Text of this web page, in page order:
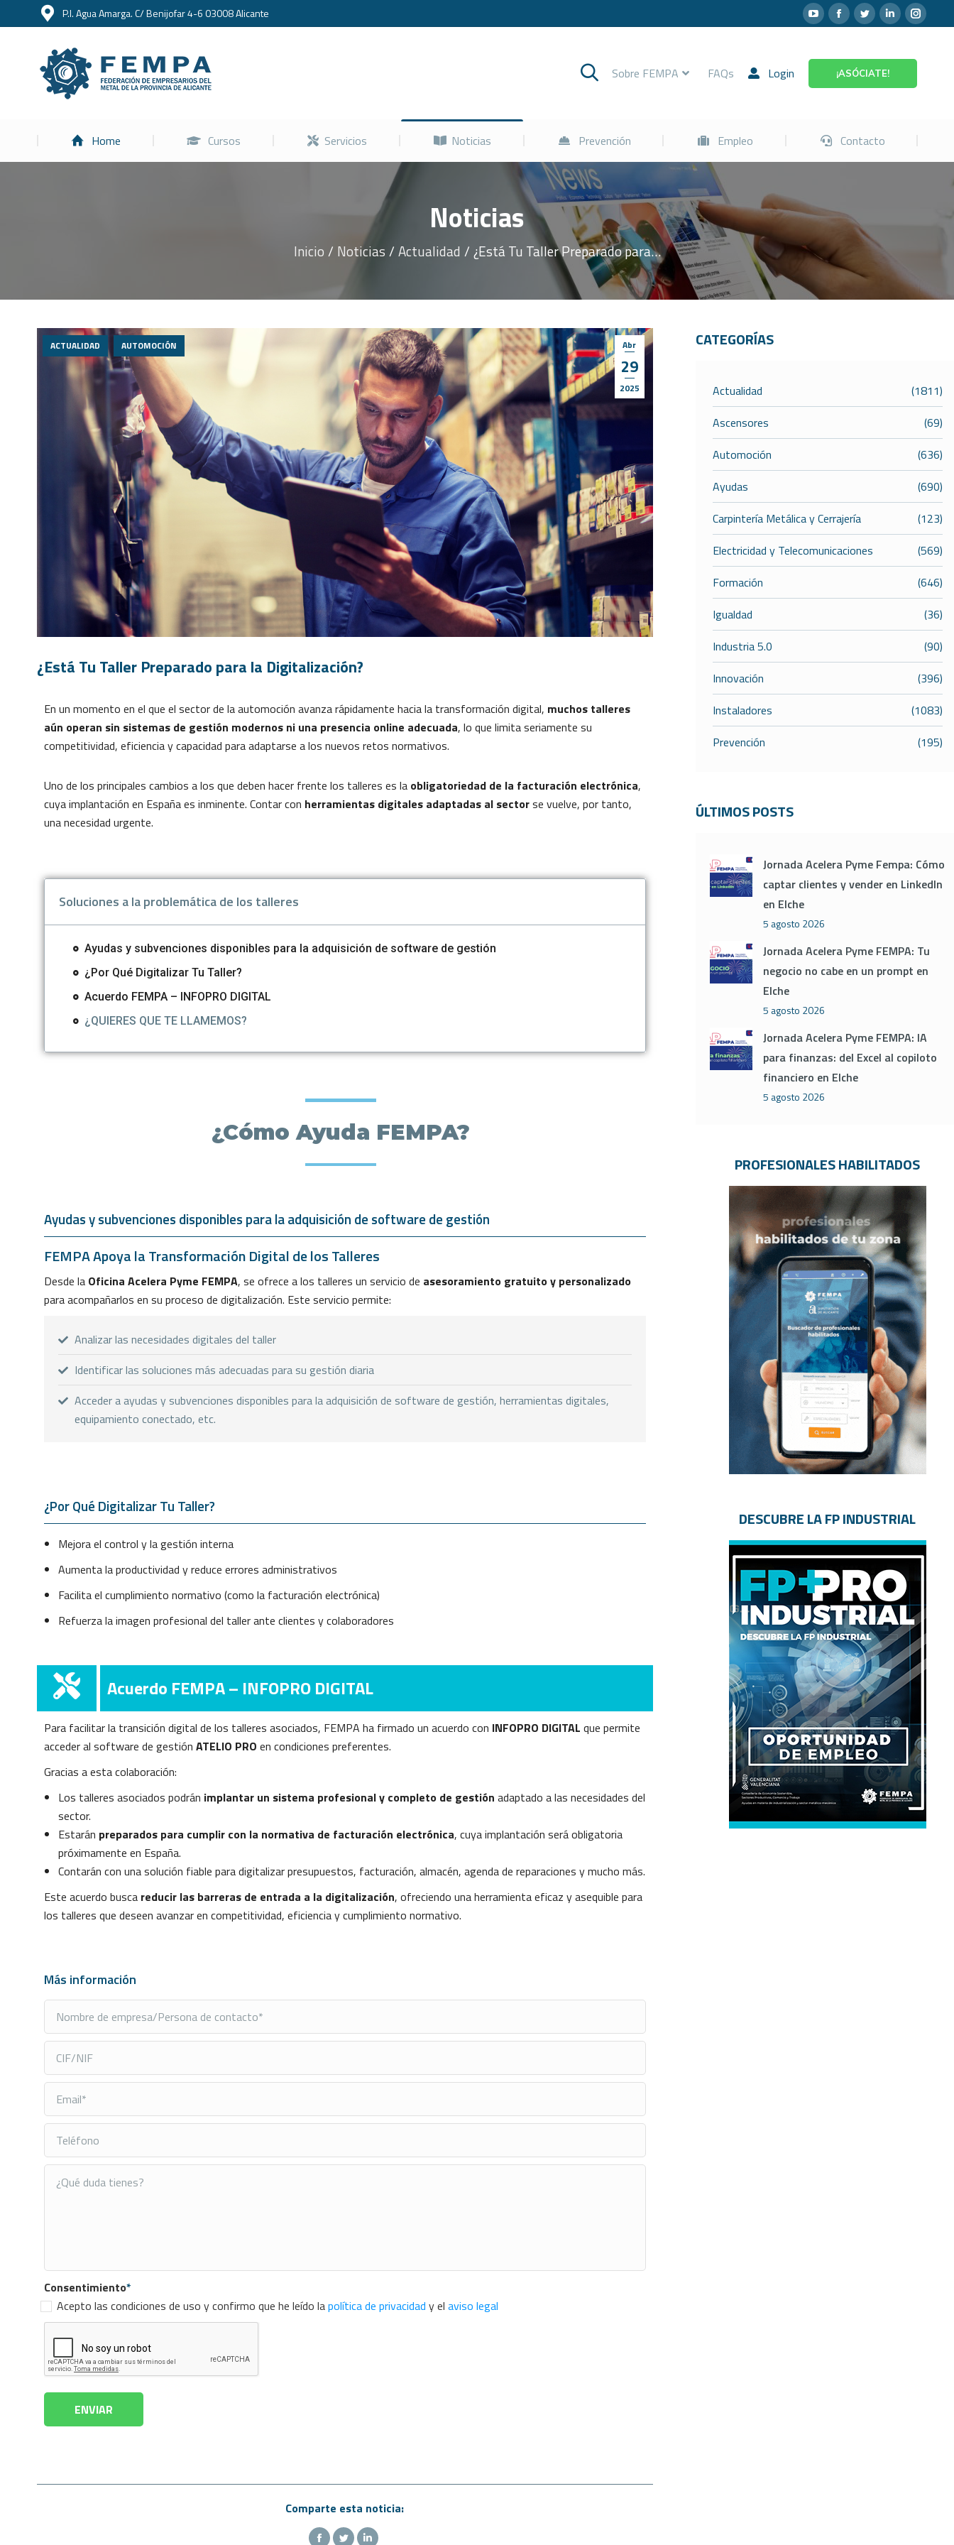
P.I. Agua Amarga. C/ Benijofar 4-6 03008 Alicante
Sobre FEMPA FAQs Login ¡ASÓCIATE!
Home Cursos Servicios Noticias Prevención Empleo Contacto
Noticias
Inicio Noticias Actualidad ¿Está Tu Taller Preparado para…
Abr
29
2025
ACTUALIDAD AUTOMOCIÓN
¿Está Tu Taller Preparado para la Digitalización?
En un momento en el que el sector de la automoción avanza rápidamente hacia la transformación digital, muchos talleres
aún operan sin sistemas de gestión modernos ni una presencia online adecuada, lo que limita seriamente su
competitividad, eficiencia y capacidad para adaptarse a los nuevos retos normativos.
Uno de los principales cambios a los que deben hacer frente los talleres es la obligatoriedad de la facturación electrónica,
cuya implantación en España es inminente. Contar con herramientas digitales adaptadas al sectorse vuelve, por tanto,
una necesidad urgente.
Soluciones a la problemática de los talleres
Ayudas y subvenciones disponibles para la adquisición de software de gestión
¿Por Qué Digitalizar Tu Taller?
Acuerdo FEMPA – INFOPRO DIGITAL
¿QUIERES QUE TE LLAMEMOS?
¿Cómo Ayuda FEMPA?
Ayudas y subvenciones disponibles para la adquisición de software de gestión
FEMPA Apoya la Transformación Digital de los Talleres
Desde la Oficina Acelera Pyme FEMPA, se ofrece a los talleres un servicio de asesoramiento gratuito y personalizado
para acompañarlos en su proceso de digitalización. Este servicio permite:
Analizar las necesidades digitales del taller
Identificar las soluciones más adecuadas para su gestión diaria
Acceder a ayudas y subvenciones disponibles para la adquisición de software de gestión, herramientas digitales,
equipamiento conectado, etc.
¿Por Qué Digitalizar Tu Taller?
Mejora el control y la gestión interna
Aumenta la productividad y reduce errores administrativos
Facilita el cumplimiento normativo (como la facturación electrónica)
Refuerza la imagen profesional del taller ante clientes y colaboradores
Acuerdo FEMPA – INFOPRO DIGITAL
Para facilitar la transición digital de los talleres asociados, FEMPA ha firmado un acuerdo con INFOPRO DIGITAL que permite
acceder al software de gestión ATELIO PRO en condiciones preferentes.
Gracias a esta colaboración:
Los talleres asociados podrán implantar un sistema profesional y completo de gestión adaptado a las necesidades del
sector.
Estarán preparados para cumplir con la normativa de facturación electrónica, cuya implantación será obligatoria
próximamente en España.
Contarán con una solución fiable para digitalizar presupuestos, facturación, almacén, agenda de reparaciones y mucho más.
Este acuerdo busca reducir las barreras de entrada a la digitalización, ofreciendo una herramienta eficaz y asequible para
los talleres que deseen avanzar en competitividad, eficiencia y cumplimiento normativo.
Más información
Consentimiento*
Acepto las condiciones de uso y confirmo que he leído lapolítica de privacidad y el aviso legal
Comparte esta noticia:
CATEGORÍAS
Actualidad
(1811)
Ascensores
(69)
Automoción
(636)
Ayudas
(690)
Carpintería Metálica y Cerrajería
(123)
Electricidad y Telecomunicaciones
(569)
Formación
(646)
Igualdad
(36)
Industria 5.0
(90)
Innovación
(396)
Instaladores
(1083)
Prevención
(195)
ÚLTIMOS POSTS
Jornada Acelera Pyme Fempa: Cómo
captar clientes y vender en LinkedIn
en Elche
5 agosto 2026
Jornada Acelera Pyme FEMPA: Tu
negocio no cabe en un prompt en
Elche
5 agosto 2026
Jornada Acelera Pyme FEMPA: IA
para finanzas: del Excel al copiloto
financiero en Elche
5 agosto 2026
PROFESIONALES HABILITADOS
DESCUBRE LA FP INDUSTRIAL
Home Cursos Servicios Noticias Prevención Empleo Contacto